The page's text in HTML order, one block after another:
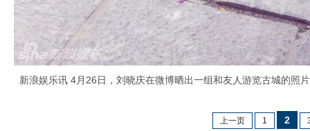
新浪娱乐讯 4月26日，刘晓庆在微博晒出一组和友人游览古城的照
上一页 1 2